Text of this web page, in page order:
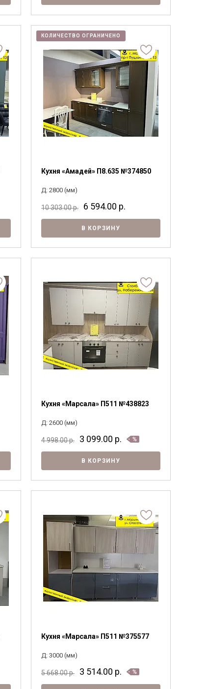
КОЛИЧЕСТВО ОГРАНИЧЕНО
Кухня «Амадей» П8.635 №374850
Д: 2800 (мм)
10 303.00р. 6 594.00 р.
В КОРЗИНУ
Кухня «Марсала» П511 №438823
Д: 2600 (мм)
4 998.00р. 3 099.00 р.
В КОРЗИНУ
Кухня «Марсала» П511 №375577
Д: 3000 (мм)
5 668.00р. 3 514.00 р.